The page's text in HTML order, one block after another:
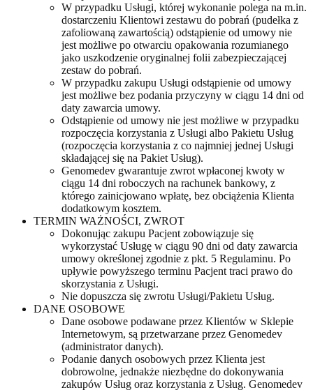
W przypadku Usługi, której wykonanie polega na m.in.
dostarczeniu Klientowi zestawu do pobrań (pudełka z
zafoliowaną zawartością) odstąpienie od umowy nie
jest możliwe po otwarciu opakowania rozumianego
jako uszkodzenie oryginalnej folii zabezpieczającej
zestaw do pobrań.
W przypadku zakupu Usługi odstąpienie od umowy
jest możliwe bez podania przyczyny w ciągu 14 dni od
daty zawarcia umowy.
Odstąpienie od umowy nie jest możliwe w przypadku
rozpoczęcia korzystania z Usługi albo Pakietu Usług
(rozpoczęcia korzystania z co najmniej jednej Usługi
składającej się na Pakiet Usług).
Genomedev gwarantuje zwrot wpłaconej kwoty w
ciągu 14 dni roboczych na rachunek bankowy, z
którego zainicjowano wpłatę, bez obciążenia Klienta
dodatkowym kosztem.
TERMIN WAŻNOŚCI, ZWROT
Dokonując zakupu Pacjent zobowiązuje się
wykorzystać Usługę w ciągu 90 dni od daty zawarcia
umowy określonej zgodnie z pkt. 5 Regulaminu. Po
upływie powyższego terminu Pacjent traci prawo do
skorzystania z Usługi.
Nie dopuszcza się zwrotu Usługi/Pakietu Usług.
DANE OSOBOWE
Dane osobowe podawane przez Klientów w Sklepie
Internetowym, są przetwarzane przez Genomedev
(administrator danych).
Podanie danych osobowych przez Klienta jest
dobrowolne, jednakże niezbędne do dokonywania
zakupów Usług oraz korzystania z Usług. Genomedev